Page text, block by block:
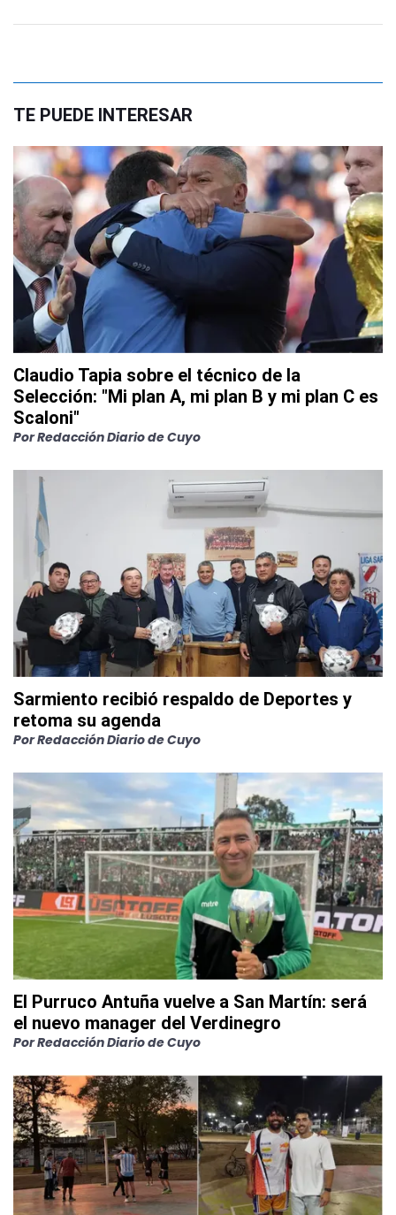
TE PUEDE INTERESAR
Claudio Tapia sobre el técnico de la
Selección: "Mi plan A, mi plan B y mi plan C es
Scaloni"
PorRedacción Diario de Cuyo
Sarmiento recibió respaldo de Deportes y
retoma su agenda
PorRedacción Diario de Cuyo
El Purruco Antuña vuelve a San Martín: será
el nuevo manager del Verdinegro
PorRedacción Diario de Cuyo